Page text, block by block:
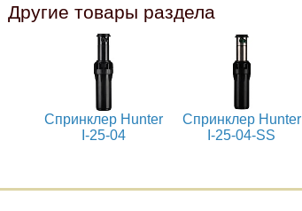
Другие товары раздела
Спринклер Hunter
I-25-04
Спринклер Hunter
I-25-04-SS